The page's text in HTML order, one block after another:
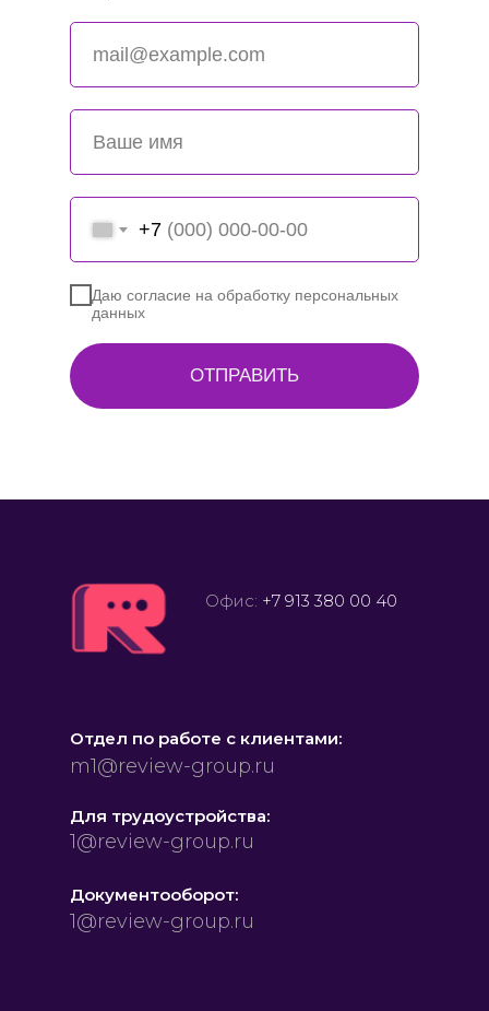
+7
Даю согласие на обработку персональных
данных
ОТПРАВИТЬ
Офис: +7 913 380 00 40
Отдел по работе с клиентами:
m1@review-group.ru
Для трудоустройства:
1@review-group.ru
Документооборот:
1@review-group.ru